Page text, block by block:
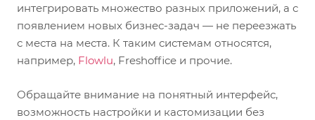
интегрировать множество разных приложений, а с
появлением новых бизнес-задач — не переезжать
с места на места. К таким системам относятся,
например, Flowlu, Freshoffice и прочие.
Обращайте внимание на понятный интерфейс,
возможность настройки и кастомизации без